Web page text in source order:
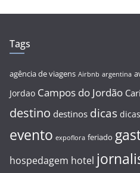
Tags
agência de viagens Airbnb argentina
Jordao Campos do Jordão
destino destinos dicas
evento expoflora feriado
hospedagem hotel